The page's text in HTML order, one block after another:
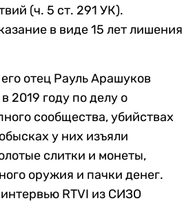
(ч. 5 ст. 291 УК).
в виде 15 лет лишения
отец Рауль Арашуков
2019 году по делу о
сообщества, убийствах
у них изъяли
слитки и монеты,
оружия и пачки денег.
RTVI из СИЗО